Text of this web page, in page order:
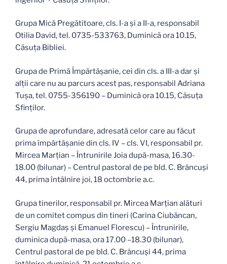
Grupa Mică Pregătitoare, cls. I-a și a II-a, responsabil
Otilia David, tel. 0735-533763, Duminică ora 10.15,
Căsuţa Bibliei.
Grupa de Primă Împărtăşanie, cei din cls. a III-a dar și
alții care nu au parcurs acest pas, responsabil Adriana
Tușa, tel. 0755-356190 – Duminică ora 10.15, Căsuţa
Sfinților.
Grupa de aprofundare, adresată celor care au făcut
prima împărtășanie din cls. IV – cls. VI, responsabil pr.
Mircea Marțian – Întrunirile Joia după-masa, 16.30-
18.00 (bilunar) – Centrul pastoral de pe bld. C. Brâncuși
44, prima întâlnire joi, 18 octombrie a.c.
Grupa tinerilor, responsabil pr. Mircea Marțian alături
de un comitet compus din tineri (Carina Ciubăncan,
Sergiu Magdaș și Emanuel Florescu) – Întrunirile,
duminica după-masa, ora 17.00 –18.30 (bilunar),
Centrul pastoral de pe bld. C. Brâncuși 44, prima